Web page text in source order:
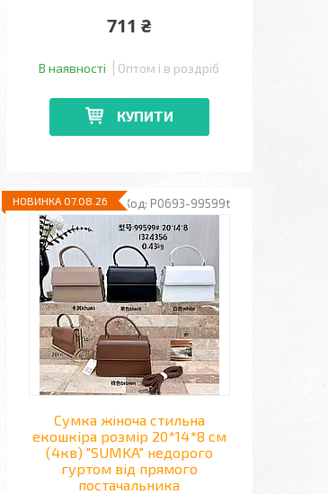
711 ₴
В наявності Оптом і в роздріб
КУПИТИ
P0693-99599t
НОВИНКА 07.08.26
Сумка жіноча стильна
екошкіра розмір 20*14*8 см
(4кв) "SUMKA" недорого
гуртом від прямого
постачальника